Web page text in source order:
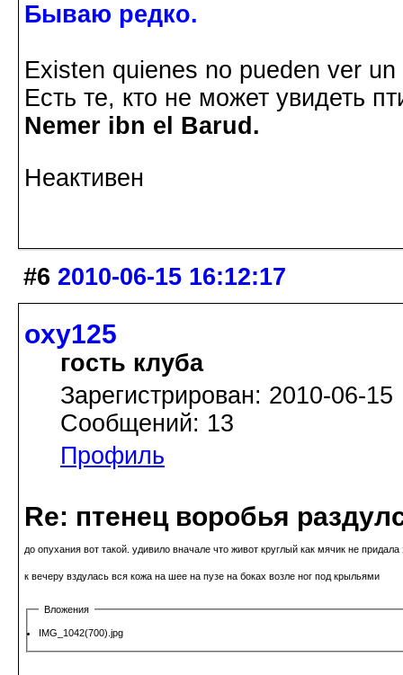
Бываю редко.
Existen quienes no pueden ver
Есть те, кто не может увидеть
Nemer ibn el Barud.
Неактивен
#6 2010-06-15 16:12:17
oxy125
гость клуба
Зарегистрирован: 2010-06-15
Сообщений: 13
Профиль
Re: птенец воробья
до опухания вот такой. удивило вначале что живот круглый как мячик не придала
к вечеру вздулась вся кожа на шее на пузе на боках возле ног под крыльями
Вложения
IMG_1042(700).jpg